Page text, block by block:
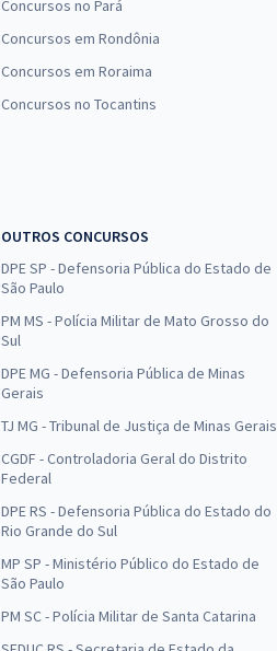
Concursos no Pará
Concursos em Rondônia
Concursos em Roraima
Concursos no Tocantins
OUTROS CONCURSOS
DPE SP - Defensoria Pública do Estado de
São Paulo
PM MS - Polícia Militar de Mato Grosso do
Sul
DPE MG - Defensoria Pública de Minas
Gerais
TJ MG - Tribunal de Justiça de Minas Gerais
CGDF - Controladoria Geral do Distrito
Federal
DPE RS - Defensoria Pública do Estado do
Rio Grande do Sul
MP SP - Ministério Público do Estado de
São Paulo
PM SC - Polícia Militar de Santa Catarina